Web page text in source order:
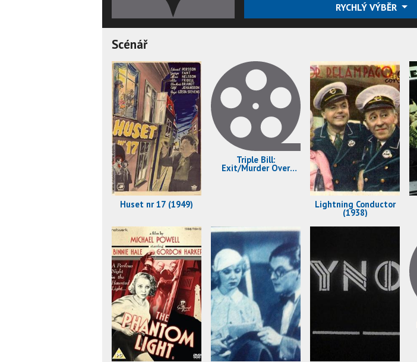
RYCHLÝ VÝBĚR
Scénář
Huset nr 17 (1949)
Triple Bill:
Exit/Murder Over
Draughts/The Body
Lightning Conductor
(1938)